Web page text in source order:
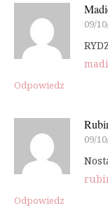
09/
Odpowiedz
09/
Odpowiedz